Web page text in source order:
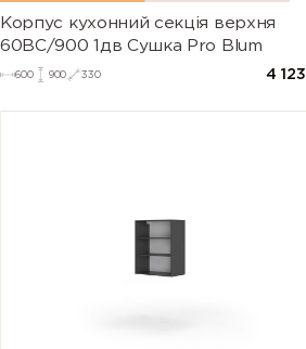
Корпус кухонний секцiя верхня
60ВС/900 1дв Сушка Pro Blum
600 900 330 4 123